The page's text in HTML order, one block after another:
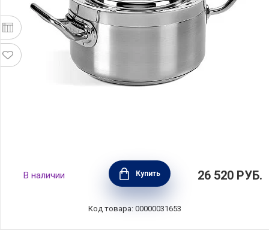
Кастрюля с крышкой Professional 5,5 л,
нержавеющая сталь, Barazzoni, Италия,
169602024
В наличии Купить 26 520 РУБ.
Код товара: 00000031653